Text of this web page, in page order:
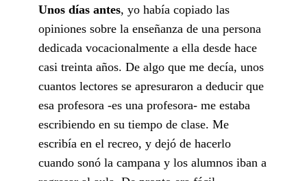
Unos días antes, yo había copiado las
opiniones sobre la enseñanza de una persona
dedicada vocacionalmente a ella desde hace
casi treinta años. De algo que me decía, unos
cuantos lectores se apresuraron a deducir que
esa profesora -es una profesora- me estaba
escribiendo en su tiempo de clase. Me
escribía en el recreo, y dejó de hacerlo
cuando sonó la campana y los alumnos iban a